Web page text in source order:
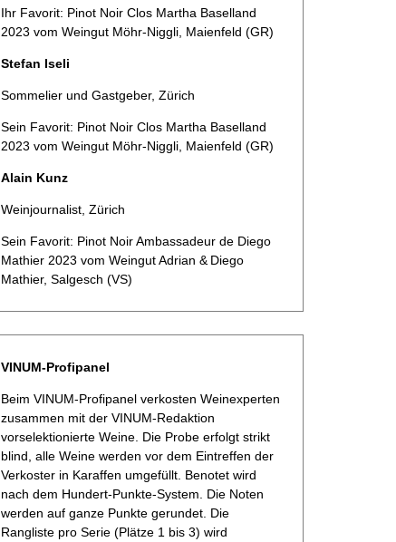
Ihr Favorit: Pinot Noir Clos Martha Baselland
2023 vom Weingut Möhr-Niggli, Maienfeld (GR)
Stefan Iseli
Sommelier und Gastgeber, Zürich
Sein Favorit: Pinot Noir Clos Martha Baselland
2023 vom Weingut Möhr-Niggli, Maienfeld (GR)
Alain Kunz
Weinjournalist, Zürich
Sein Favorit: Pinot Noir Ambassadeur de Diego
Mathier 2023 vom Weingut Adrian & Diego
Mathier, Salgesch (VS)
VINUM-Profipanel
Beim VINUM-Profipanel verkosten Weinexperten
zusammen mit der VINUM-Redaktion
vorselektionierte Weine. Die Probe erfolgt strikt
blind, alle Weine werden vor dem Eintreffen der
Verkoster in Karaffen umgefüllt. Benotet wird
nach dem Hundert-Punkte-System. Die Noten
werden auf ganze Punkte gerundet. Die
Rangliste pro Serie (Plätze 1 bis 3) wird